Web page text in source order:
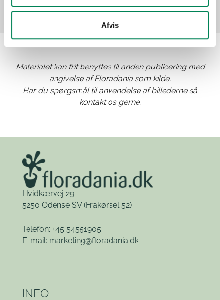
Afvis
Materialet kan frit benyttes til anden publicering med
angivelse af Floradania som kilde.
Har du spørgsmål til anvendelse af billederne så
kontakt os gerne.
Hvidkærvej 29
5250 Odense SV (Frakørsel 52)
Telefon: +45 54551905
E-mail: marketing@floradania.dk
INFO